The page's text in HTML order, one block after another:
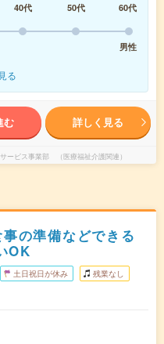
40代 50代
60代
男性
る
む 詳しく見る
ービス事業部 （医療福祉介護関連）
の準備などできる
OK
土日祝日が休み 残業なし